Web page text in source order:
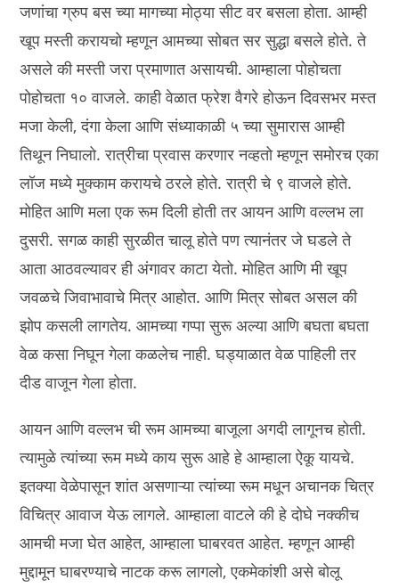
जणांचा ग्रुप बस च्या मागच्या मोठ्या सीट वर बसला होता. आम्ही
खूप मस्ती करायचो म्हणून आमच्या सोबत सर सुद्धा बसले होते. ते
असले की मस्ती जरा प्रमाणात असायची. आम्हाला पोहोचता
पोहोचता १० वाजले. काही वेळात फ्रेश वैगरे होऊन दिवसभर मस्त
मजा केली, दंगा केला आणि संध्याकाळी ५ च्या सुमारास आम्ही
तिथून निघालो. रात्रीचा प्रवास करणार नव्हतो म्हणून समोरच एका
लॉज मध्ये मुक्काम करायचे ठरले होते. रात्री चे ९ वाजले होते.
मोहित आणि मला एक रूम दिली होती तर आयन आणि वल्लभ ला
दुसरी. सगळ काही सुरळीत चालू होते पण त्यानंतर जे घडले ते
आता आठवल्यावर ही अंगावर काटा येतो. मोहित आणि मी खूप
जवळचे जिवाभावाचे मित्र आहोत. आणि मित्र सोबत असल की
झोप कसली लागतेय. आमच्या गप्पा सुरू अल्या आणि बघता बघता
वेळ कसा निघून गेला कळलेच नाही. घड्याळात वेळ पाहिली तर
दीड वाजून गेला होता.
आयन आणि वल्लभ ची रूम आमच्या बाजूला अगदी लागूनच होती.
त्यामुळे त्यांच्या रूम मध्ये काय सुरू आहे हे आम्हाला ऐकू यायचे.
इतक्या वेळेपासून शांत असणाऱ्या त्यांच्या रूम मधून अचानक चित्र
विचित्र आवाज येऊ लागले. आम्हाला वाटले की हे दोघे नक्कीच
आमची मजा घेत आहेत, आम्हाला घाबरवत आहेत. म्हणून आम्ही
मुद्दामून घाबरण्याचे नाटक करू लागलो, एकमेकांशी असे बोलू